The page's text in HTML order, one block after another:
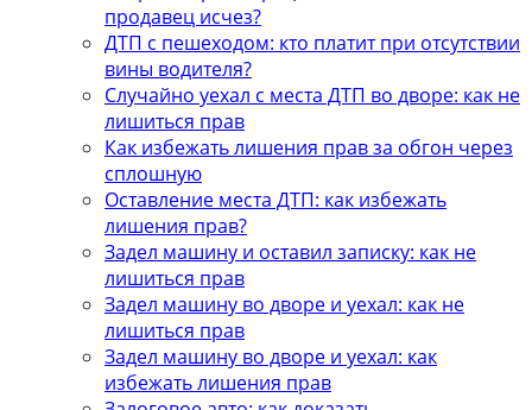
продавец исчез?
ДТП с пешеходом: кто платит при отсутствии
вины водителя?
Случайно уехал с места ДТП во дворе: как не
лишиться прав
Как избежать лишения прав за обгон через
сплошную
Оставление места ДТП: как избежать
лишения прав?
Задел машину и оставил записку: как не
лишиться прав
Задел машину во дворе и уехал: как не
лишиться прав
Задел машину во дворе и уехал: как
избежать лишения прав